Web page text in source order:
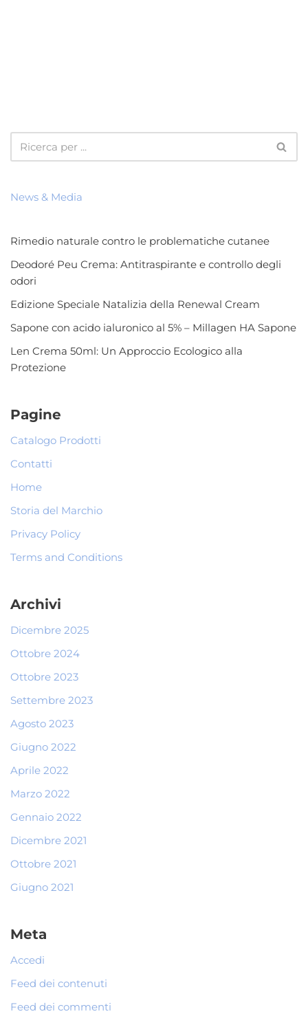
News & Media
Rimedio naturale contro le problematiche cutanee
Deodoré Peu Crema: Antitraspirante e controllo degli
odori
Edizione Speciale Natalizia della Renewal Cream
Sapone con acido ialuronico al 5% – Millagen HA Sapone
Len Crema 50ml: Un Approccio Ecologico alla
Protezione
Pagine
Catalogo Prodotti
Contatti
Home
Storia del Marchio
Privacy Policy
Terms and Conditions
Archivi
Dicembre 2025
Ottobre 2024
Ottobre 2023
Settembre 2023
Agosto 2023
Giugno 2022
Aprile 2022
Marzo 2022
Gennaio 2022
Dicembre 2021
Ottobre 2021
Giugno 2021
Meta
Accedi
Feed dei contenuti
Feed dei commenti